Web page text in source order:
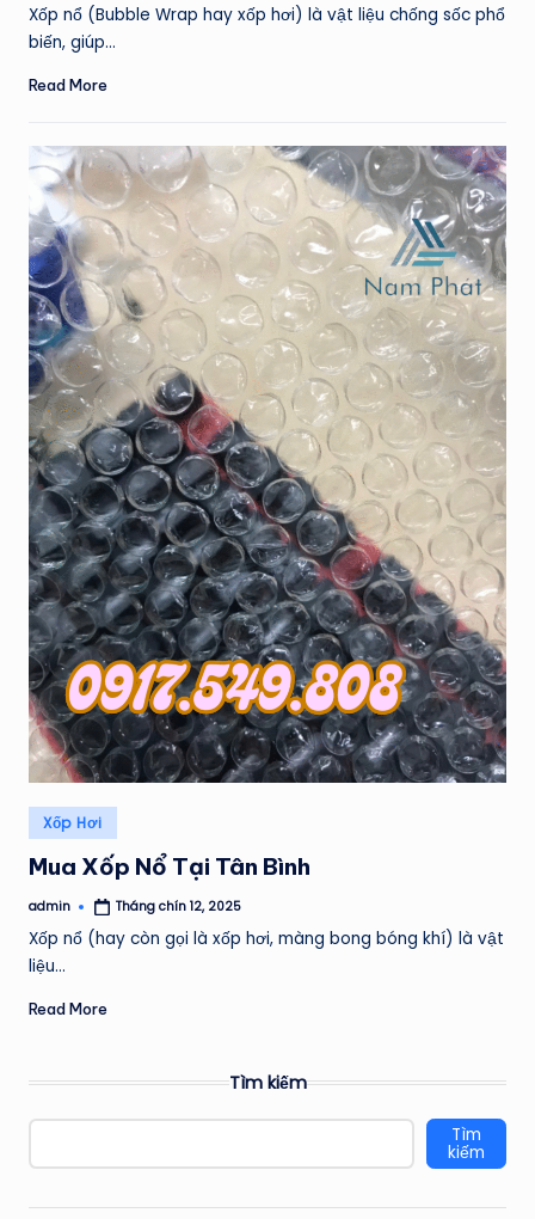
Xốp nổ (Bubble Wrap hay xốp hơi) là vật liệu chống sốc phổ
biến, giúp…
Read More
Posted
in
Xốp Hơi
Mua Xốp Nổ Tại Tân Bình
Posted
admin Tháng chín 12, 2025
Xốp nổ (hay còn gọi là xốp hơi, màng bong bóng khí) là vật
liệu…
Read More
Tìm kiếm
Tìm
kiếm